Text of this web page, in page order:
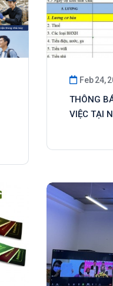
Feb 24,
THÔNG
VIỆC TẠI